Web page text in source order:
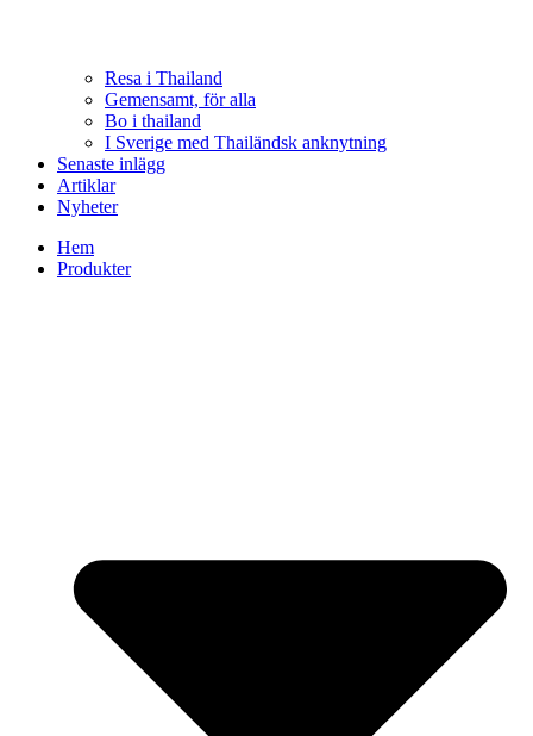
Resa i Thailand
Gemensamt, för alla
Bo i thailand
I Sverige med Thailändsk anknytning
Senaste inlägg
Artiklar
Nyheter
Hem
Produkter